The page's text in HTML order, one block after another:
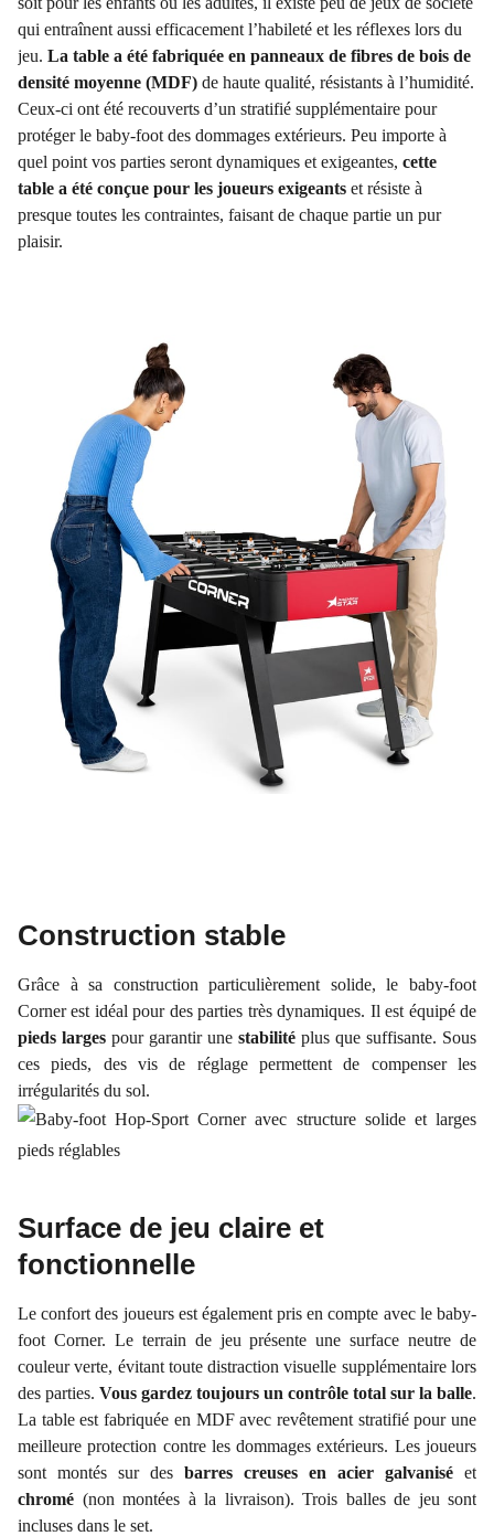
qui entraînent aussi efficacement l’habileté et les réflexes lors du
jeu. La table a été fabriquée en panneaux de fibres de bois de
densité moyenne (MDF) de haute qualité, résistants à l’humidité.
Ceux-ci ont été recouverts d’un stratifié supplémentaire pour
protéger le baby-foot des dommages extérieurs. Peu importe à
quel point vos parties seront dynamiques et exigeantes, cette
table a été conçue pour les joueurs exigeants et résiste à
presque toutes les contraintes, faisant de chaque partie un pur
plaisir.
Construction stable
Grâce à sa construction particulièrement solide, le baby-foot
Corner est idéal pour des parties très dynamiques. Il est équipé de
pieds larges pour garantir une stabilité plus que suffisante. Sous
ces pieds, des vis de réglage permettent de compenser les
irrégularités du sol.
Surface de jeu claire et
fonctionnelle
Le confort des joueurs est également pris en compte avec le baby-
foot Corner. Le terrain de jeu présente une surface neutre de
couleur verte, évitant toute distraction visuelle supplémentaire lors
des parties. Vous gardez toujours un contrôle total sur la balle.
La table est fabriquée en MDF avec revêtement stratifié pour une
meilleure protection contre les dommages extérieurs. Les joueurs
sont montés sur des barres creuses en acier galvanisé et
chromé (non montées à la livraison). Trois balles de jeu sont
incluses dans le set.